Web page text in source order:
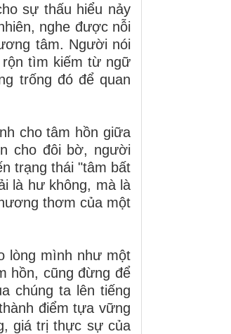
sự thấu hiểu nảy
nghe được nỗi
tâm. Người nói
tìm kiếm từ ngữ
trống đó để quan
cho tâm hồn giữa
cho đôi bờ, người
trạng thái "tâm bất
là hư không, mà là
thơm của một
lòng mình như một
hồn, cũng đừng để
chúng ta lên tiếng
điểm tựa vững
giá trị thực sự của